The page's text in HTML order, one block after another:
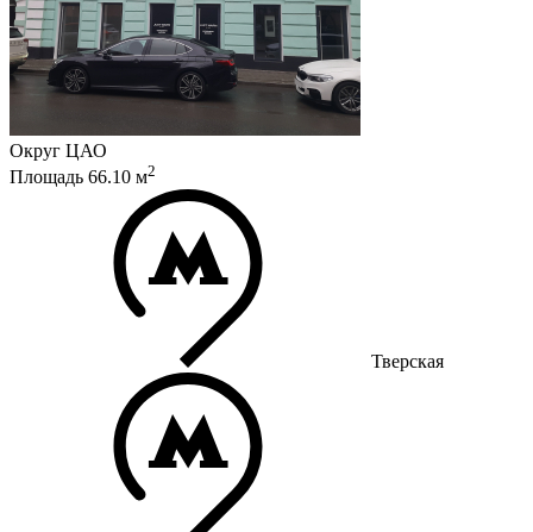
Округ ЦАО
Площадь 66.10 м2
Тверская